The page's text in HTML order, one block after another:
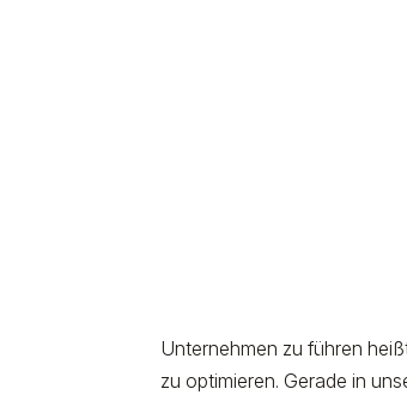
Unternehmen zu führen
zu optimieren. Gerade in